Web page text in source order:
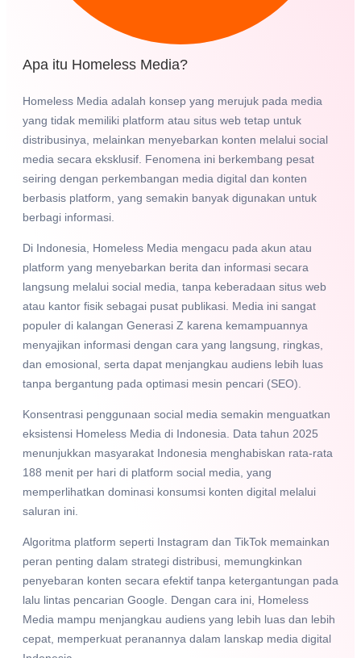
Apa itu Homeless Media?
Homeless Media adalah konsep yang merujuk pada media
yang tidak memiliki platform atau situs web tetap untuk
distribusinya, melainkan menyebarkan konten melalui social
media secara eksklusif. Fenomena ini berkembang pesat
seiring dengan perkembangan media digital dan konten
berbasis platform, yang semakin banyak digunakan untuk
berbagi informasi.
Di Indonesia, Homeless Media mengacu pada akun atau
platform yang menyebarkan berita dan informasi secara
langsung melalui social media, tanpa keberadaan situs web
atau kantor fisik sebagai pusat publikasi. Media ini sangat
populer di kalangan Generasi Z karena kemampuannya
menyajikan informasi dengan cara yang langsung, ringkas,
dan emosional, serta dapat menjangkau audiens lebih luas
tanpa bergantung pada optimasi mesin pencari (SEO).
Konsentrasi penggunaan social media semakin menguatkan
eksistensi Homeless Media di Indonesia. Data tahun 2025
menunjukkan masyarakat Indonesia menghabiskan rata-rata
188 menit per hari di platform social media, yang
memperlihatkan dominasi konsumsi konten digital melalui
saluran ini.
Algoritma platform seperti Instagram dan TikTok memainkan
peran penting dalam strategi distribusi, memungkinkan
penyebaran konten secara efektif tanpa ketergantungan pada
lalu lintas pencarian Google. Dengan cara ini, Homeless
Media mampu menjangkau audiens yang lebih luas dan lebih
cepat, memperkuat peranannya dalam lanskap media digital